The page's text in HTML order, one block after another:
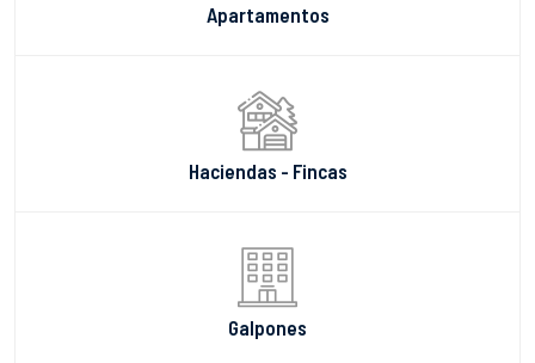
Apartamentos
Haciendas - Fincas
Galpones